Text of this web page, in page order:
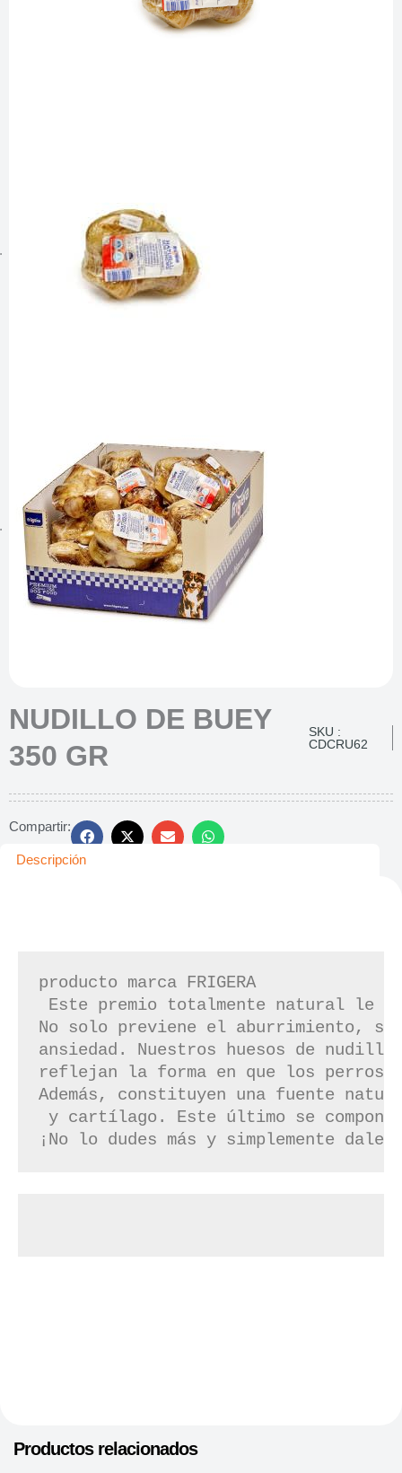
NUDILLO DE BUEY
350 GR
SKU :
CDCRU62
Compartir:
Descripción
producto marca FRIGERA
Este premio totalmente natural le
No solo previene el aburrimiento,
ansiedad. Nuestros huesos de
reflejan la forma en que los perros
Además, constituyen una fuente
y cartílago. Este último se
¡No lo dudes más y simplemente
Productos relacionados